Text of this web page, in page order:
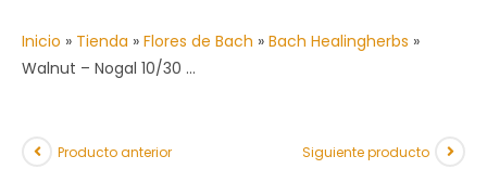
Inicio » Tienda » Flores de Bach » Bach Healingherbs »
Walnut – Nogal 10/30 …
Producto anterior Siguiente producto